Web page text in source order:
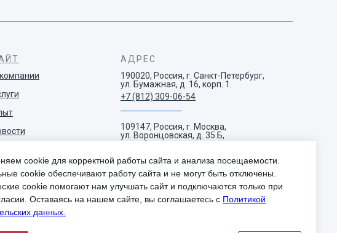
АДРЕС
190020, Россия, г. Санкт-Петербург,
ул. Бумажная, д. 16, корп. 1.
+7 (812) 309-06-54
109147, Россия, г. Москва,
ул. Воронцовская, д. 35 Б,
корп. 1.
+7 (495) 663-73-38
cookie для корректной работы сайта и анализа посещаемости.
cookie обеспечивают работу сайта и не могут быть отключены.
cookie помогают нам улучшать сайт и подключаются только при
Оставаясь на нашем сайте, вы соглашаетесь с Политикой
данных.